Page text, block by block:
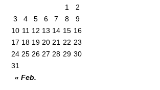
« Feb.
1
2
3
4 5 6 7 8
9
10 11 12 13 14 15 16
17 18 19 20 21 22 23
24 25 26 27 28 29 30
31